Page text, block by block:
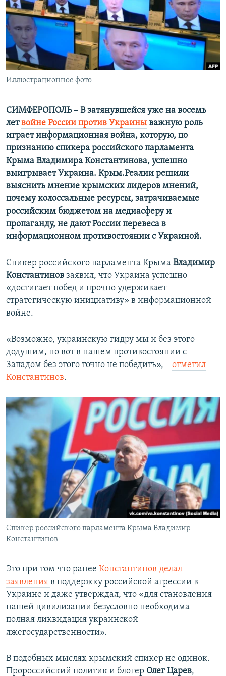
ПОБЕДИТЕЛЕЙ НЕ СУДЯТ?
КРЫМ.НЕПОКОРЕННЫЙ
ELIFBE
УКРАИНСКАЯ ПРОБЛЕМА КРЫМА
ПРИСОЕДИНЯЙТЕСЬ!
Все сайты RFE/RL
Иллюстрационное фото
СИМФЕРОПОЛЬ – В затянувшейся уже на восемь
летвойне России против Украины важную роль
играет информационная война, которую, по
признанию спикера российского парламента
Крыма Владимира Константинова, успешно
выигрывает Украина. Крым.Реалии решили
выяснить мнение крымских лидеров мнений,
почему колоссальные ресурсы, затрачиваемые
российским бюджетом на медиасферу и
пропаганду, не дают России перевеса в
информационном противостоянии с Украиной.
Спикер российского парламента Крыма Владимир
Константинов заявил, что Украина успешно
«достигает побед и прочно удерживает
стратегическую инициативу» в информационной
войне.
«Возможно, украинскую гидру мы и без этого
додушим, но вот в нашем противостоянии с
Западом без этого точно не победить», – отметил
Константинов.
Спикер российского парламента Крыма Владимир
Константинов
Это при том что ранее Константинов делал
заявления в поддержку российской агрессии в
Украине и даже утверждал, что «для становления
нашей цивилизации безусловно необходима
полная ликвидация украинской
лжегосударственности».
В подобных мыслях крымский спикер не одинок.
Пророссийский политик и блогер Олег Царев,